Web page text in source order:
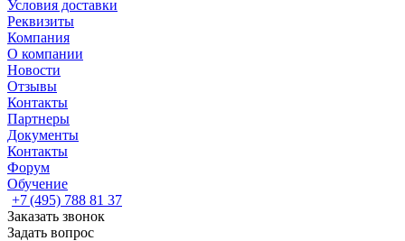
Условия доставки
Реквизиты
Компания
О компании
Новости
Отзывы
Контакты
Партнеры
Документы
Контакты
Форум
Обучение
+7 (495) 788 81 37
Заказать звонок
Задать вопрос